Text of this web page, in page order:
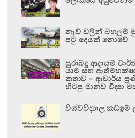
නැව් වලින් බහලුම්
පටු දෙයක් නොවේ
සුරාබදු ආදායම
යාම සහ
කතාව – ආචාර්ය
හිටපු මානව විද්‍යා
විශ්වවිද්‍යාල